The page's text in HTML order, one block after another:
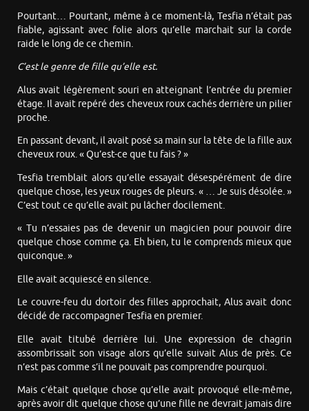
Pourtant… Pourtant, même à ce moment-là, Tesfia n’était pas
fiable, agissant avec folie alors qu’elle marchait sur la corde
raide le long de ce chemin.
C’est le genre de fille qu’elle est.
Alus avait légèrement souri en atteignant l’entrée du premier
étage. Il avait repéré des cheveux roux cachés derrière un pilier
proche.
En passant devant, il avait posé sa main sur la tête de la fille aux
cheveux roux. « Qu’est-ce que tu fais ? »
Tesfia tremblait alors qu’elle essayait désespérément de dire
quelque chose, les yeux rouges de pleurs. « … Je suis désolée. »
C’est tout ce qu’elle avait pu lâcher docilement.
« Tu n’essaies pas de devenir un magicien pour pouvoir dire
quelque chose comme ça. Eh bien, tu le comprends mieux que
quiconque. »
Elle avait acquiescé en silence.
Le couvre-feu du dortoir des filles approchait, Alus avait donc
décidé de raccompagner Tesfia en premier.
Elle avait titubé derrière lui. Une expression de chagrin
assombrissait son visage alors qu’elle suivait Alus de près. Ce
n’est pas comme s’il ne pouvait pas comprendre pourquoi.
Mais c’était quelque chose qu’elle avait provoqué elle-même,
après avoir dit quelque chose qu’une fille ne devrait jamais dire